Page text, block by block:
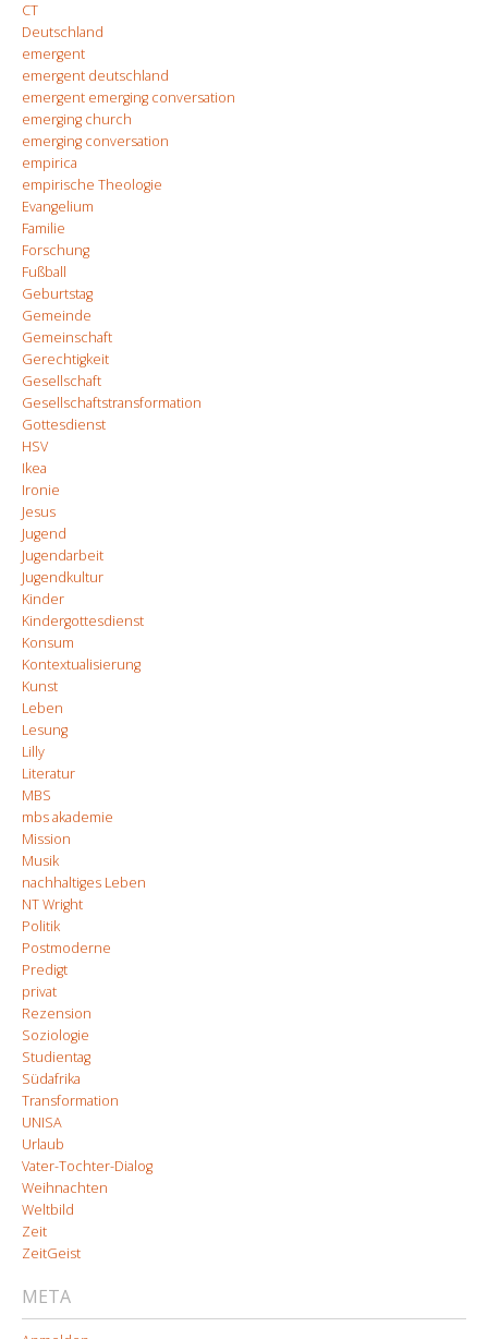
CT
Deutschland
emergent
emergent deutschland
emergent emerging conversation
emerging church
emerging conversation
empirica
empirische Theologie
Evangelium
Familie
Forschung
Fußball
Geburtstag
Gemeinde
Gemeinschaft
Gerechtigkeit
Gesellschaft
Gesellschaftstransformation
Gottesdienst
HSV
Ikea
Ironie
Jesus
Jugend
Jugendarbeit
Jugendkultur
Kinder
Kindergottesdienst
Konsum
Kontextualisierung
Kunst
Leben
Lesung
Lilly
Literatur
MBS
mbs akademie
Mission
Musik
nachhaltiges Leben
NT Wright
Politik
Postmoderne
Predigt
privat
Rezension
Soziologie
Studientag
Südafrika
Transformation
UNISA
Urlaub
Vater-Tochter-Dialog
Weihnachten
Weltbild
Zeit
ZeitGeist
META